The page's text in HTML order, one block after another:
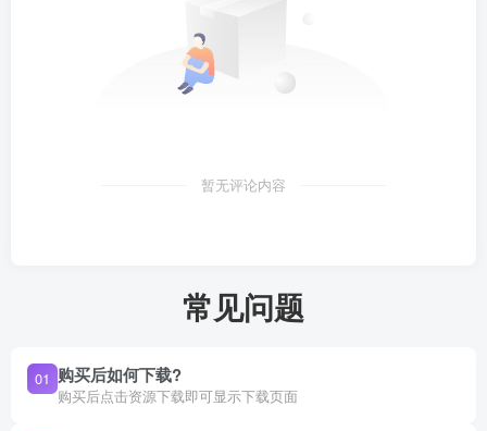
暂无评论内容
常见问题
01 购买后如何下载?
购买后点击资源下载即可显示下载页面